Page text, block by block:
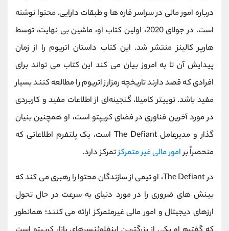
درباره امور مالی در سراسر قاره‌ ها و طبقات دارایی، محتوا نوشته
است.
در جولای 2020، اولین کتاب او، ماشین بی ‌نهایت، توسط
هارپر کالینز منتشر شد. این کتاب داستان اتریوم را از زمان
پیدایش آن تا به امروز بیان می ‌کند این کتاب می تواند برای
افرادی که قصد دارند تاریخچه رمزارز اتریوم را مطالعه کنند بسیار
مفید باشد.توییتر کامیلا، گنجینه‌ای از اطلاعات مفید و کاربردی
در مورد آخرین فناوری در فضای کریپتو است، او همچنین بنیان
‌گذار و مدیرعاملThe Defiant است، یک پلتفرم اطلاعاتی که
منحصراً برامور مالی غیر متمرکزتمرکز دارد.
درThe Defiant، او تیمی از سازندگان محتوا را رهبری می ‌کند که
بینش ‌های ضروری را در مورد دنیای به ‌سرعت در حال تحول
ارزهای دیجیتال و امور مالی غیرمتمرکز ارائه می‌ کنند؛ همانطور